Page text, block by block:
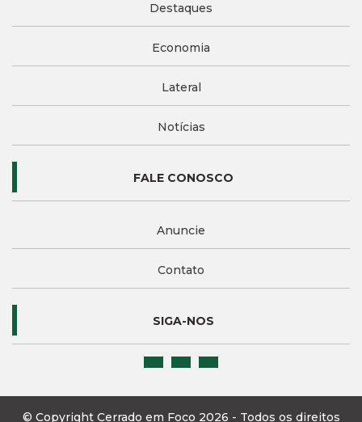
Destaques
Economia
Lateral
Notícias
FALE CONOSCO
Anuncie
Contato
SIGA-NOS
© Copyright Cerrado em Foco 2026 - Todos os direitos